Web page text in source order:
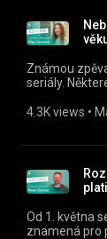
host na
» Sledujte
https://
Známou
seriály.
který se
https://
Facebooku:
4.3K views •
Od 1. května
znamená pro